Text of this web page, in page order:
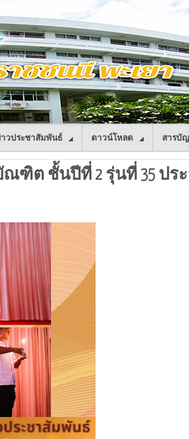
วประชาสัมพันธ์ ดาวน์โหลด สารบั
ฑิต ชั้นปีที่ 2 รุ่นที่ 35 ปร